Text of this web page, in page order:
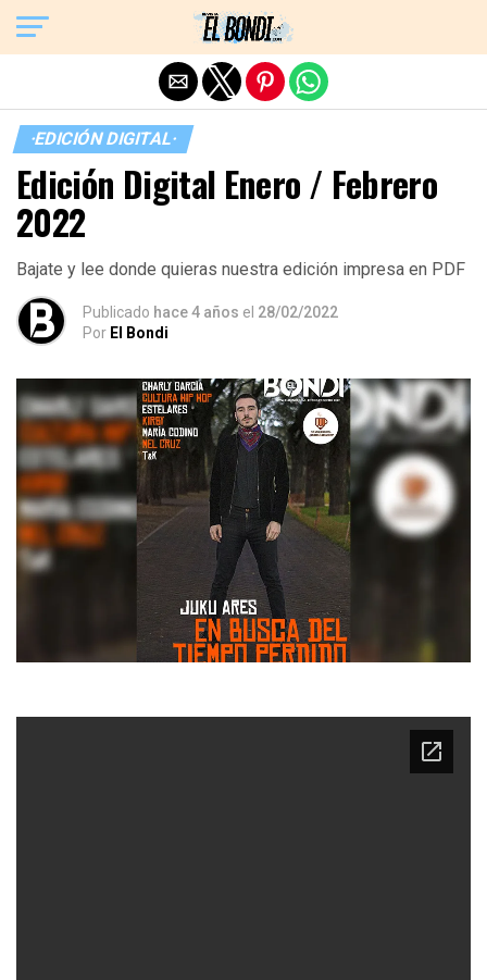
·EDICIÓN DIGITAL·
Edición Digital Enero / Febrero
2022
Bajate y lee donde quieras nuestra edición impresa en PDF
Publicado hace 4 años el 28/02/2022
Por El Bondi
Exit mobile version